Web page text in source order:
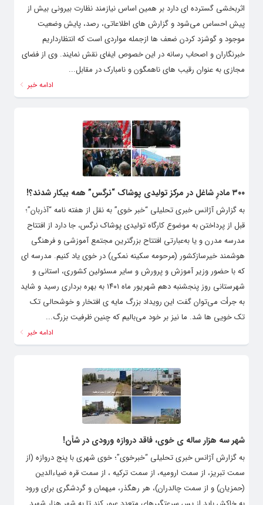
اثربخشی گسترده ای دارد بر همین اساس نیازمند نظارت بیرونی بیش از
پیش احساس می‌شود و گزارش های اطلاعاتی، رصد، پایش وضعیت
موجود و گوشزد کردن ضعف ها ازجمله مواردی است که انتظارداریم
خبرنگاران و اصحاب رسانه در این خصوص ایفای نقش نمایند. وی از فضای
مجازی به عنوان رقیب های ناهمگون و نامبارک در مقابل...
ادامه خبر
۳۰۰ مادرِ شاغل در مرکز تولیدی پوشاک “نرگس” همه بیکار شدند؟!
به گزارش آژانس خبری تحلیلی “خبر خوی” به نقل از هفته نامه “آذربان”؛
قبل از پرداختن به موضوع کارگاه تولیدی پوشاک نرگس، جا دارد از افتتاح
مدرسه مدرن و یا به‌عبارتی افتتاح بزرگترین مجتمع آموزشی و فرهنگی
هوشمند خیرسازکشور (مرحومه سکینه نمکی) در خوی یاد کنیم. مدرسه ای
که با حضور وزیر آموزش و پرورش و سایر مسئولین کشوری، استانی و
شهرستانی روز پنجشنبه دهم شهریور ماه ۱۴۰۱ به بهره برداری رسید و شاید
به جرأت می‌توان گفت این رویداد بزرگ مایه ی افتخار و خوشحالی تک
تک خویی ها شد. ما نیز بر خود می‌بالیم که چنین ظرفیت بزرگ...
ادامه خبر
شهر سه هزار ساله ی خوی، فاقد دروازه ورودی در شأن!
به گزارش آژانس خبری تحلیلی “خبرخوی”؛ خوی شهری با پنج دروازه (از
سمت تبریز، از سمت ارومیه، از سمت ترکیه ، از سمت قره ضیاءالدین
(حمزیان) و از سمت چالدران)، هر رهگذر، میهمان و گردشگری برای ورود